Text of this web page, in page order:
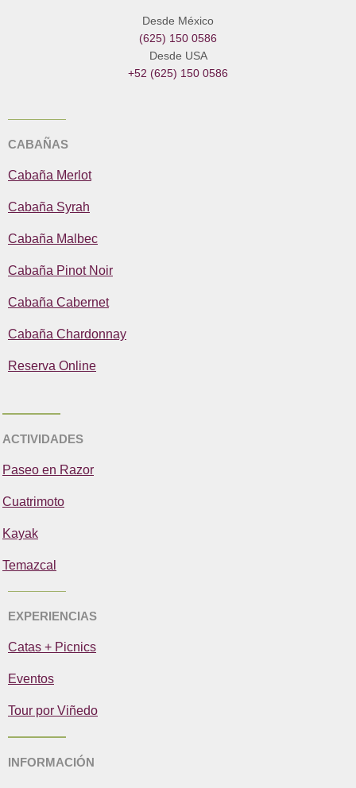
e
b
o
t
a
g
r
l
p
Desde México
(625) 150 0586
Desde USA
+52 (625) 150 0586
CABAÑAS
Cabaña Merlot
Cabaña Syrah
Cabaña Malbec
Cabaña Pinot Noir
Cabaña Cabernet
Cabaña Chardonnay
Reserva Online
ACTIVIDADES
Paseo en Razor
Cuatrimoto
Kayak
Temazcal
EXPERIENCIAS
Catas + Picnics
Eventos
Tour por Viñedo
INFORMACIÓN